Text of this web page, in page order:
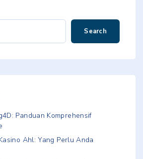
Search
Panduan Komprehensif
Ahl: Yang Perlu Anda